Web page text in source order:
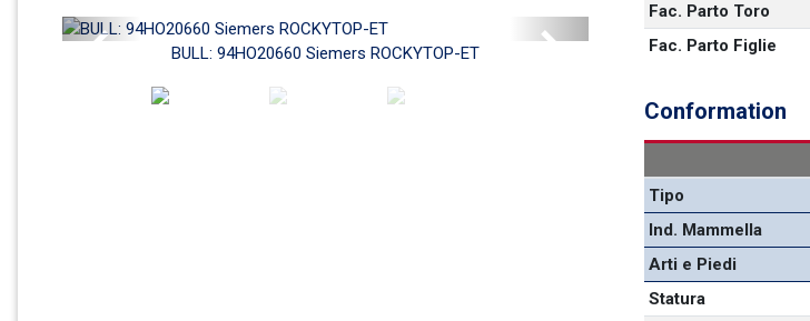
BULL: 94HO20660 Siemers ROCKYTOP-ET
Fac. Parto Toro
Fac. Parto Figlie
Conformation
Tipo
Ind. Mammella
Arti e Piedi
Statura